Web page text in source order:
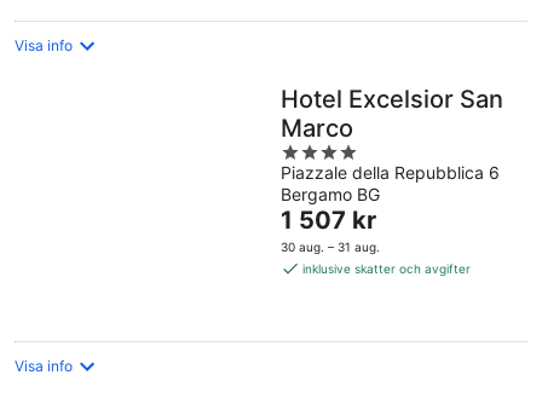
Visa info
Hotel Excelsior San
Marco
4
out
of
5
Piazzale della Repubblica 6
Bergamo BG
Priset
är
1 507 kr
1 507 kr
30 aug. – 31 aug.
inklusive skatter och avgifter
Visa info